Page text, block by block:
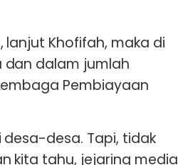
Khofifah, maka di
dan dalam jumlah
Pembiayaan
desa. Tapi, tidak
kita tahu, jejaring media